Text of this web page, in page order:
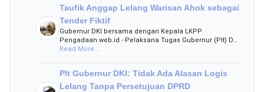
Taufik Anggap Lelang Warisan Ahok sebagai
Tender Fiktif
Gubernur DKI bersama dengan Kepala LKPP
Pengadaan.web.id - Pelaksana Tugas Gubernur (Plt) D…
Read More...
Plt Gubernur DKI: Tidak Ada Alasan Logis
Lelang Tanpa Persetujuan DPRD